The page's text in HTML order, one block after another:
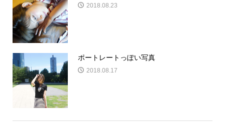
2018.08.23
ポートレートっぽい写真
2018.08.17